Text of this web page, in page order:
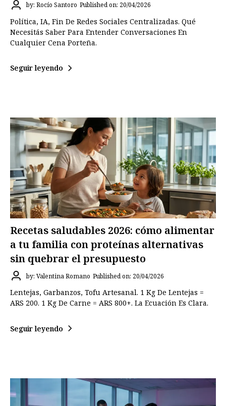
by: Rocío Santoro Published on: 20/04/2026
Política, IA, Fin De Redes Sociales Centralizadas. Qué
Necesitás Saber Para Entender Conversaciones En
Cualquier Cena Porteña.
Seguir leyendo
Recetas saludables 2026: cómo alimentar
a tu familia con proteínas alternativas
sin quebrar el presupuesto
by: Valentina Romano Published on: 20/04/2026
Lentejas, Garbanzos, Tofu Artesanal. 1 Kg De Lentejas =
ARS 200. 1 Kg De Carne = ARS 800+. La Ecuación Es Clara.
Seguir leyendo